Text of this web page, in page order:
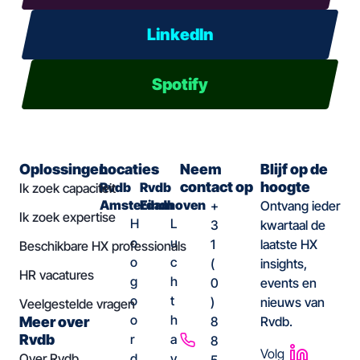
LinkedIn
Spotify
Oplossingen
Ik zoek capaciteit
Ik zoek expertise
Beschikbare HX professionals
HR vacatures
Veelgestelde vragen
Meer over
Rvdb
Locaties
Rvdb
Amsterdam
H
o
o
g
o
o
r
Rvdb
Eindhoven
L
u
c
h
t
h
a
Neem
contact op
+
3
1
(
0
)
8
8
Blijf op de
hoogte
Ontvang ieder
kwartaal de
laatste HX
insights,
events en
nieuws van
Rvdb.
Volg